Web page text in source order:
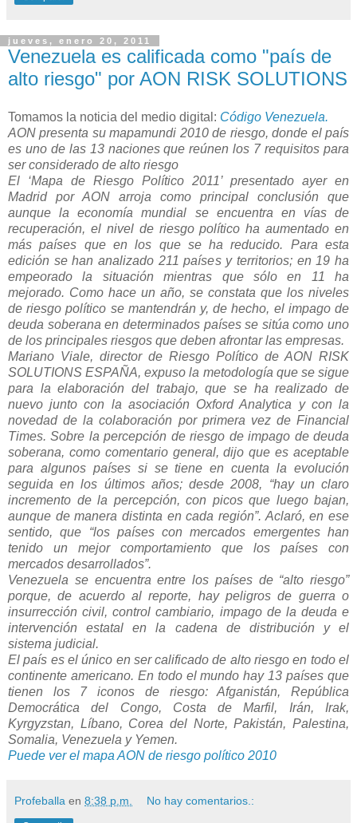
jueves, enero 20, 2011
Venezuela es calificada como "país de
alto riesgo" por AON RISK SOLUTIONS
Tomamos la noticia del medio digital: Código Venezuela.
AON presenta su mapamundi 2010 de riesgo, donde el país
es uno de las 13 naciones que reúnen los 7 requisitos para
ser considerado de alto riesgo
El ‘Mapa de Riesgo Político 2011’ presentado ayer en
Madrid por AON arroja como principal conclusión que
aunque la economía mundial se encuentra en vías de
recuperación, el nivel de riesgo político ha aumentado en
más países que en los que se ha reducido. Para esta
edición se han analizado 211 países y territorios; en 19 ha
empeorado la situación mientras que sólo en 11 ha
mejorado. Como hace un año, se constata que los niveles
de riesgo político se mantendrán y, de hecho, el impago de
deuda soberana en determinados países se sitúa como uno
de los principales riesgos que deben afrontar las empresas.
Mariano Viale, director de Riesgo Político de AON RISK
SOLUTIONS ESPAÑA, expuso la metodología que se sigue
para la elaboración del trabajo, que se ha realizado de
nuevo junto con la asociación Oxford Analytica y con la
novedad de la colaboración por primera vez de Financial
Times. Sobre la percepción de riesgo de impago de deuda
soberana, como comentario general, dijo que es aceptable
para algunos países si se tiene en cuenta la evolución
seguida en los últimos años; desde 2008, “hay un claro
incremento de la percepción, con picos que luego bajan,
aunque de manera distinta en cada región”. Aclaró, en ese
sentido, que “los países con mercados emergentes han
tenido un mejor comportamiento que los países con
mercados desarrollados”.
Venezuela se encuentra entre los países de “alto riesgo”
porque, de acuerdo al reporte, hay peligros de guerra o
insurrección civil, control cambiario, impago de la deuda e
intervención estatal en la cadena de distribución y el
sistema judicial.
El país es el único en ser calificado de alto riesgo en todo el
continente americano. En todo el mundo hay 13 países que
tienen los 7 iconos de riesgo: Afganistán, República
Democrática del Congo, Costa de Marfil, Irán, Irak,
Kyrgyzstan, Líbano, Corea del Norte, Pakistán, Palestina,
Somalia, Venezuela y Yemen.
Puede ver el mapa AON de riesgo político 2010
Profeballa en 8:38 p.m. No hay comentarios.: